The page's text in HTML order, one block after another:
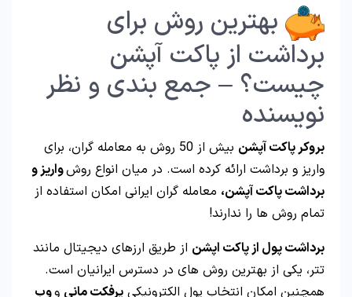
بهترین روش برای
برداشت از پاکت آپشن
چیست؟ – جمع بندی و نظر
نویسنده
بروکر پاکت آپشن
بیش از 50 روش به معامله گران، برای
واریز و برداشت ارائه کرده است. در میان انواع روشواریز و
برداشت پاکت آپشن، معامله گران ایرانی امکان استفاده از
تمام روش ها را ندارند!
برداشت پول از پاکت اپشن از طریق ارزهای دیجیتال مانند
تتر، یکی از بهترین روش های در دسترس ایرانیان است.
همچنین امکان انتخاب پول الکترونیکی پرفکت مانی ووب